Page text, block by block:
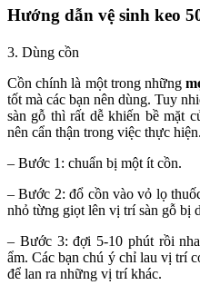
Hướng dẫn vệ sinh keo
3. Dùng cồn
Cồn chính là một trong những
tốt mà các bạn nên dùng. Tuy
sàn gỗ thì rất dễ khiến bề mặt
nên cẩn thận trong việc thực
– Bước 1: chuẩn bị một ít cồn.
– Bước 2: đổ cồn vào vỏ lọ
nhỏ từng giọt lên vị trí sàn gỗ bị
– Bước 3: đợi 5-10 phút rồi
ẩm. Các bạn chú ý chỉ lau vị trí
để lan ra những vị trí khác.